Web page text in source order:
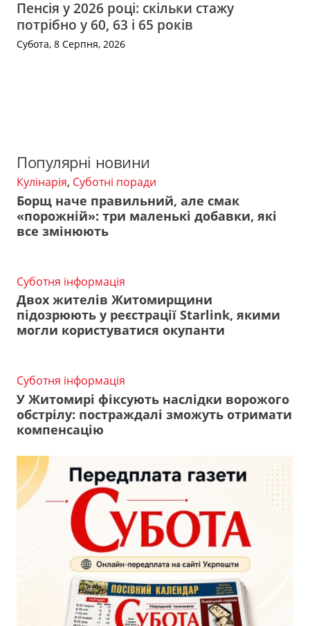
Пенсія у 2026 році: скільки стажу
потрібно у 60, 63 і 65 років
Субота, 8 Серпня, 2026
Популярні новини
Кулінарія, Суботні поради
Борщ наче правильний, але смак
«порожній»: три маленькі добавки, які
все змінюють
Суботня інформація
Двох жителів Житомирщини
підозрюють у реєстрації Starlink, якими
могли користуватися окупанти
Суботня інформація
У Житомирі фіксують наслідки ворожого
обстрілу: постраждалі зможуть отримати
компенсацію